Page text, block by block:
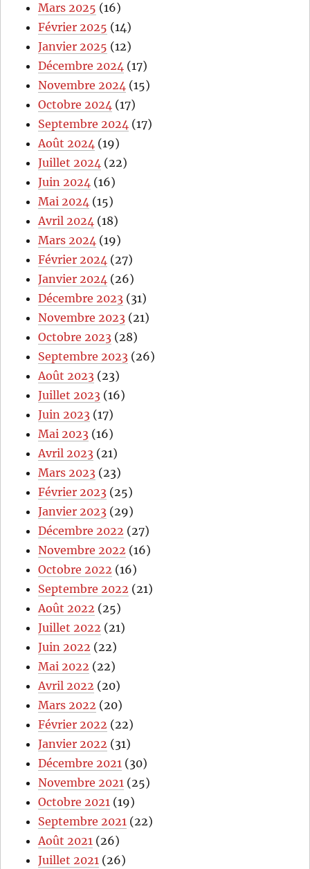
Mars 2025 (16)
Février 2025 (14)
Janvier 2025 (12)
Décembre 2024 (17)
Novembre 2024 (15)
Octobre 2024 (17)
Septembre 2024 (17)
Août 2024 (19)
Juillet 2024 (22)
Juin 2024 (16)
Mai 2024 (15)
Avril 2024 (18)
Mars 2024 (19)
Février 2024 (27)
Janvier 2024 (26)
Décembre 2023 (31)
Novembre 2023 (21)
Octobre 2023 (28)
Septembre 2023 (26)
Août 2023 (23)
Juillet 2023 (16)
Juin 2023 (17)
Mai 2023 (16)
Avril 2023 (21)
Mars 2023 (23)
Février 2023 (25)
Janvier 2023 (29)
Décembre 2022 (27)
Novembre 2022 (16)
Octobre 2022 (16)
Septembre 2022 (21)
Août 2022 (25)
Juillet 2022 (21)
Juin 2022 (22)
Mai 2022 (22)
Avril 2022 (20)
Mars 2022 (20)
Février 2022 (22)
Janvier 2022 (31)
Décembre 2021 (30)
Novembre 2021 (25)
Octobre 2021 (19)
Septembre 2021 (22)
Août 2021 (26)
Juillet 2021 (26)